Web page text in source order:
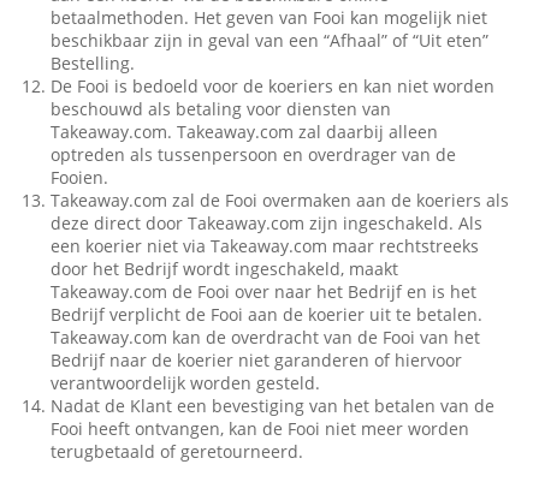
betaalmethoden. Het geven van Fooi kan mogelijk niet
beschikbaar zijn in geval van een “Afhaal” of “Uit eten”
Bestelling.
De Fooi is bedoeld voor de koeriers en kan niet worden
beschouwd als betaling voor diensten van
Takeaway.com. Takeaway.com zal daarbij alleen
optreden als tussenpersoon en overdrager van de
Fooien.
Takeaway.com zal de Fooi overmaken aan de koeriers als
deze direct door Takeaway.com zijn ingeschakeld. Als
een koerier niet via Takeaway.com maar rechtstreeks
door het Bedrijf wordt ingeschakeld, maakt
Takeaway.com de Fooi over naar het Bedrijf en is het
Bedrijf verplicht de Fooi aan de koerier uit te betalen.
Takeaway.com kan de overdracht van de Fooi van het
Bedrijf naar de koerier niet garanderen of hiervoor
verantwoordelijk worden gesteld.
Nadat de Klant een bevestiging van het betalen van de
Fooi heeft ontvangen, kan de Fooi niet meer worden
terugbetaald of geretourneerd.